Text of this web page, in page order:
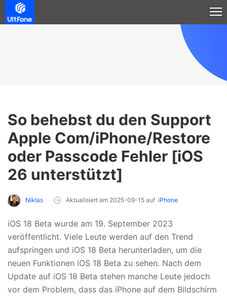
So behebst du den Support
Apple Com/iPhone/Restore
oder Passcode Fehler [iOS
26 unterstützt]
Niklas Aktualisiert am 2025-09-15 auf iPhone
iOS 18 Beta wurde am 19. September 2023
veröffentlicht. Viele Leute werden auf den Trend
aufspringen und iOS 18 Beta herunterladen, um die
neuen Funktionen iOS 18 Beta zu sehen. Nach dem
Update auf iOS 18 Beta stehen manche Leute jedoch
vor dem Problem, dass das iPhone auf dem Bildschirm